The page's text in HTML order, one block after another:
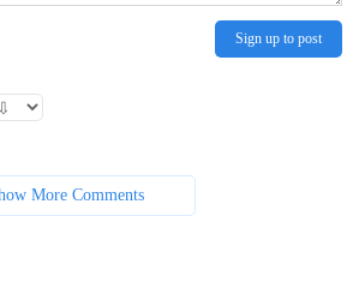
Sign up to post
More Comments